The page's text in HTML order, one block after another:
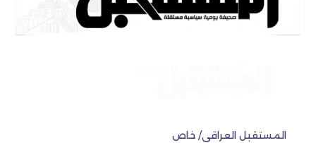
المستقبل العراقي/ خاص